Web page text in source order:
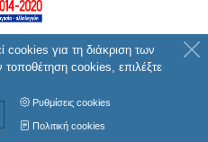
της Ελλάδας και της
Ένωσης
cookies για τη διάκριση των
τοποθέτηση cookies, επιλέξτε
Ρυθμίσεις cookies
Πολιτική cookies